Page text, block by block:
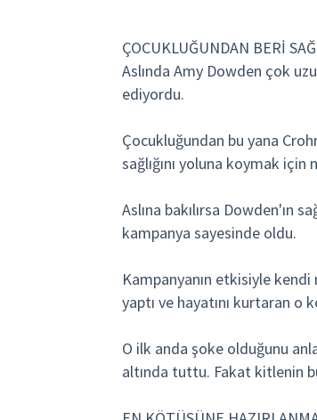
ÇOCUKLUĞUNDAN BERİ
Aslında Amy Dowden çok
ediyordu.
Çocukluğundan bu yana
sağlığını yoluna koymak
Aslına bakılırsa
kampanya sayesinde oldu.
Kampanyanın etkisiyle
yaptı ve hayatını kurtaran o
O ilk anda şoke olduğunu
altında tuttu. Fakat kitlenin